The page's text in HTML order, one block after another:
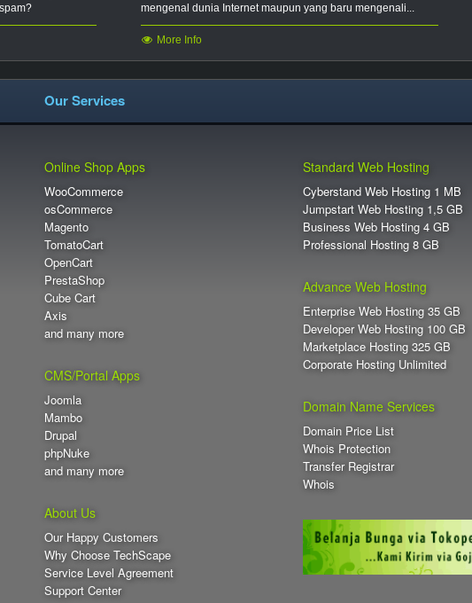
.graphics
.holiday
.hosting
.ink
.jewelry
.law
.life
.loans
.management
.moda
.money
mengenal dunia Internet maupun yang baru mengenali...
More Info
Our Services
Online Shop Apps
WooCommerce
osCommerce
Magento
TomatoCart
OpenCart
PrestaShop
Cube Cart
Axis
and many more
CMS/Portal Apps
Joomla
Mambo
Drupal
phpNuke
and many more
About Us
Our Happy Customers
Why Choose TechScape
Service Level Agreement
Support Center
Standard Web Hosting
Cyberstand Web Hosting 1 MB
Jumpstart Web Hosting 1,5 GB
Business Web Hosting 4 GB
Professional Hosting 8 GB
Advance Web Hosting
Enterprise Web Hosting 35 GB
Developer Web Hosting 100 GB
Marketplace Hosting 325 GB
Corporate Hosting Unlimited
Domain Name Services
Domain Price List
Whois Protection
Transfer Registrar
Whois